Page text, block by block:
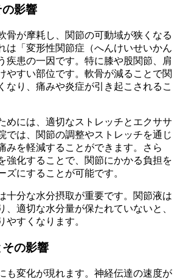
影響
骨が摩耗し、関節の可動域が狭くなる
は「変形性関節症（へんけいせいかん
疾患の一因です。特に膝や股関節、肩
やすい部位です。軟骨が減ることで関
なり、痛みや炎症が引き起こされるこ
めには、適切なストレッチとエクササ
では、関節の調整やストレッチを通じ
みを軽減することができます。さら
強化することで、関節にかかる負担を
ズにすることが可能です。
十分な水分摂取が重要です。関節液は
、適切な水分量が保たれていないと、
やすくなります。
の影響
も変化が現れます。神経伝達の速度が